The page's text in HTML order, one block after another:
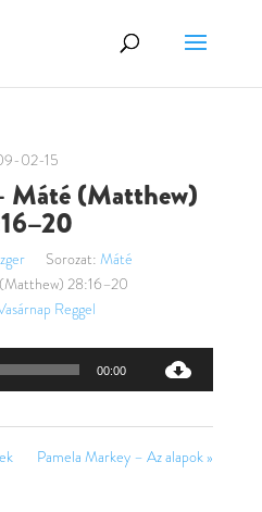
02-15
Máté (Matthew)
Sorozat: Máté
28:16–20
Reggel
Audió
00:00
Pamela Markey – Az alapok »